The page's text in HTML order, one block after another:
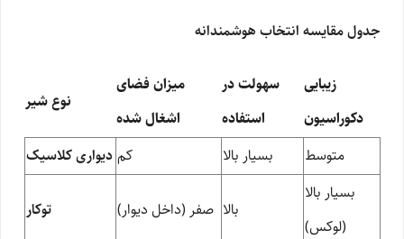
جدول مقایسه انتخاب هوشمندانه
نوع شیر
میزان فضای
اشغال شده
سهولت در
استفاده
زیبایی
دکوراسیون
دیواری کلاسیک کم بسیار بالا متوسط
توکار صفر (داخل دیوار) بالا
بسیار بالا
(لوکس)